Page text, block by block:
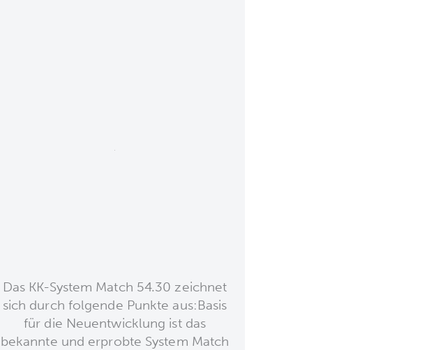
Das KK-System Match 54.30 zeichnet
sich durch folgende Punkte aus:Basis
für die Neuentwicklung ist das
bekannte und erprobte System Match